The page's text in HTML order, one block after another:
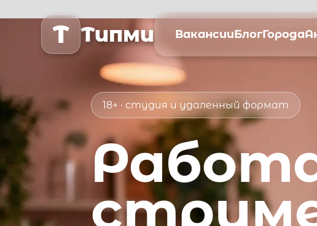
T Типми ВакансииБлогГорода
18+ · студия и удаленный формат